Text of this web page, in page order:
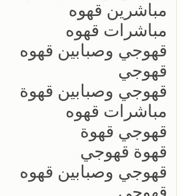
مباشرين قهوه
مباشرات قهوه
قهوجي وصبابين قهوه
قهوجي
قهوجي وصبابين قهوة
مباشرات قهوه
قهوجي قهوة
قهوة قهوجي
قهوجي وصبابين قهوه
قهوجي